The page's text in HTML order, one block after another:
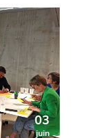
03
juin